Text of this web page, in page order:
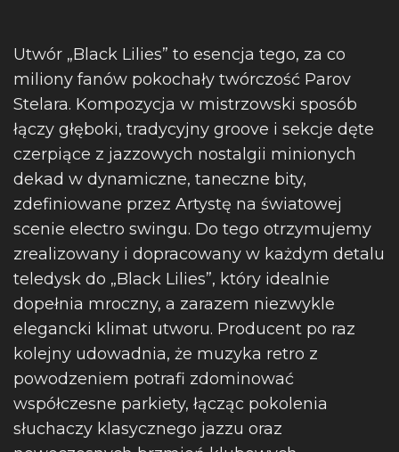
Utwór „Black Lilies” to esencja tego, za co
miliony fanów pokochały twórczość Parov
Stelara. Kompozycja w mistrzowski sposób
łączy głęboki, tradycyjny groove i sekcje dęte
czerpiące z jazzowych nostalgii minionych
dekad w dynamiczne, taneczne bity,
zdefiniowane przez Artystę na światowej
scenie electro swingu. Do tego otrzymujemy
zrealizowany i dopracowany w każdym detalu
teledysk do „Black Lilies”, który idealnie
dopełnia mroczny, a zarazem niezwykle
elegancki klimat utworu. Producent po raz
kolejny udowadnia, że muzyka retro z
powodzeniem potrafi zdominować
współczesne parkiety, łącząc pokolenia
słuchaczy klasycznego jazzu oraz